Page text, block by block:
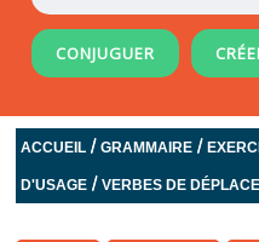
CONJUGUER
ACCUEIL /GRAMMAIRE /
D'USAGE /VERBES DE